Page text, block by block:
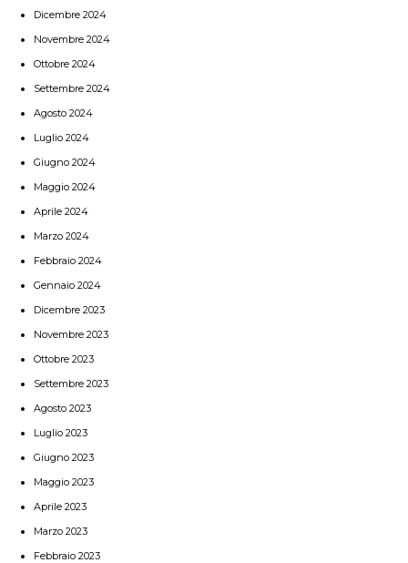
Dicembre 2024
Novembre 2024
Ottobre 2024
Settembre 2024
Agosto 2024
Luglio 2024
Giugno 2024
Maggio 2024
Aprile 2024
Marzo 2024
Febbraio 2024
Gennaio 2024
Dicembre 2023
Novembre 2023
Ottobre 2023
Settembre 2023
Agosto 2023
Luglio 2023
Giugno 2023
Maggio 2023
Aprile 2023
Marzo 2023
Febbraio 2023